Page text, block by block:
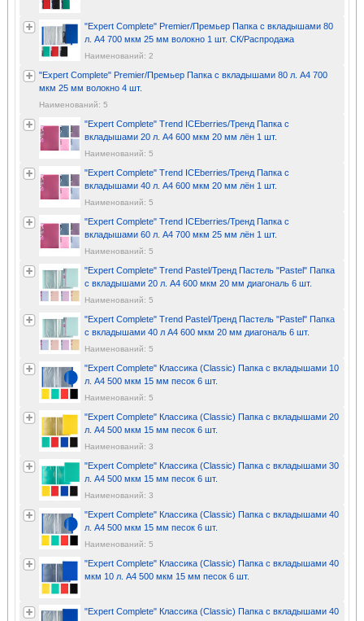
"Expert Complete" Premier/Премьер Папка с вкладышами 80
л. A4 700 мкм 25 мм волокно 1 шт. СК/Распродажа
Наименований: 2
"Expert Complete" Premier/Премьер Папка с вкладышами 80 л. A4 700
мкм 25 мм волокно 4 шт.
Наименований: 5
"Expert Complete" Trend ICEberries/Тренд Папка с
вкладышами 20 л. A4 600 мкм 20 мм лён 1 шт.
Наименований: 5
"Expert Complete" Trend ICEberries/Тренд Папка с
вкладышами 40 л. A4 600 мкм 20 мм лён 1 шт.
Наименований: 5
"Expert Complete" Trend ICEberries/Тренд Папка с
вкладышами 60 л. A4 700 мкм 25 мм лён 1 шт.
Наименований: 5
"Expert Complete" Trend Pastel/Тренд Пастель "Pastel" Папка
с вкладышами 20 л. A4 600 мкм 20 мм диагональ 6 шт.
Наименований: 5
"Expert Complete" Trend Pastel/Тренд Пастель "Pastel" Папка
с вкладышами 40 л A4 600 мкм 20 мм диагональ 6 шт.
Наименований: 5
"Expert Complete" Классика (Classic) Папка с вкладышами 10
л. A4 500 мкм 15 мм песок 6 шт.
Наименований: 5
"Expert Complete" Классика (Classic) Папка с вкладышами 20
л. A4 500 мкм 15 мм песок 6 шт.
Наименований: 3
"Expert Complete" Классика (Classic) Папка с вкладышами 30
л. A4 500 мкм 15 мм песок 6 шт.
Наименований: 3
"Expert Complete" Классика (Classic) Папка с вкладышами 40
л. A4 500 мкм 15 мм песок 6 шт.
Наименований: 5
"Expert Complete" Классика (Classic) Папка с вкладышами 40
мкм 10 л. A4 500 мкм 15 мм песок 6 шт.
"Expert Complete" Классика (Classic) Папка с вкладышами 40